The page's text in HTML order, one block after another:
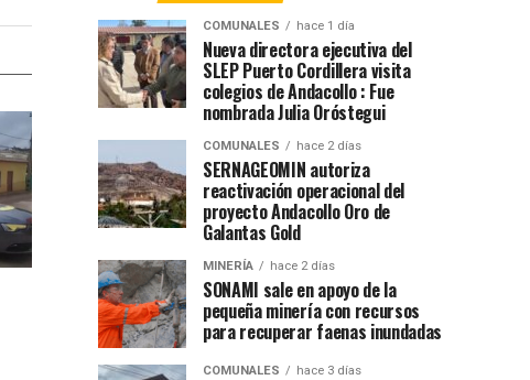
COMUNALES hace 1 día
Nueva directora ejecutiva del
SLEP Puerto Cordillera visita
colegios de Andacollo : Fue
nombrada Julia Oróstegui
COMUNALES hace 2 días
SERNAGEOMIN autoriza
reactivación operacional del
proyecto Andacollo Oro de
Galantas Gold
MINERÍA hace 2 días
SONAMI sale en apoyo de la
pequeña minería con recursos
para recuperar faenas inundadas
COMUNALES hace 3 días